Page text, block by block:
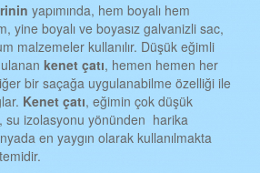
ÇATI
yapımında, hem boyalı hem
yine boyalı ve boyasız galvanizli sac,
malzemeler kullanılır. Düşük eğimli
kenet çatı, hemen hemen her
bir saçağa uygulanabilme özelliği ile
Kenet çatı, eğimin çok düşük
su izolasyonu yönünden harika
en yaygın olarak kullanılmakta